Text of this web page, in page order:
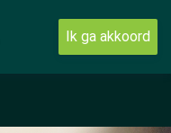
Ik ga akkoord